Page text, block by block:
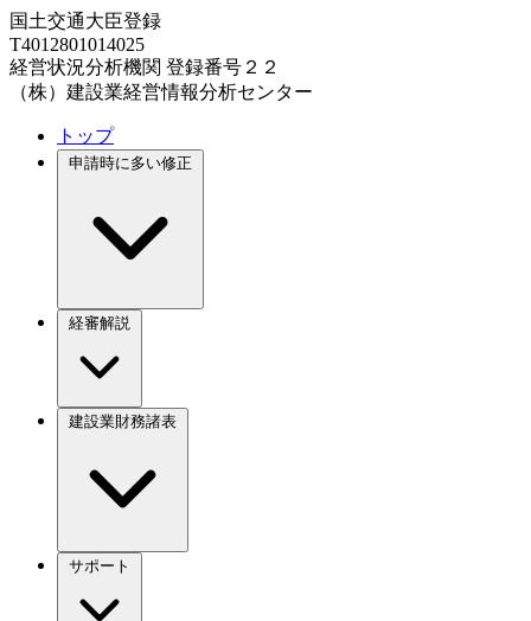
国土交通大臣登録
T4012801014025
経営状況分析機関 登録番号２２
（株）建設業経営情報分析センター
トップ
申請時に多い修正
経審解説
建設業財務諸表
サポート